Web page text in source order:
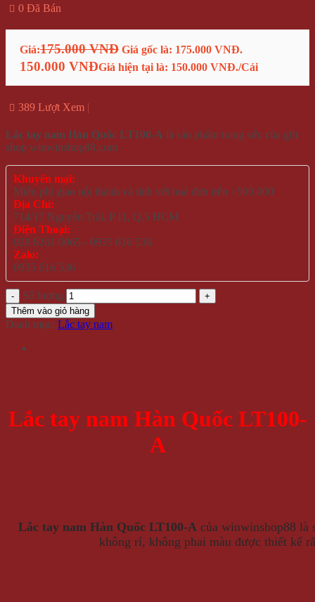
0 Đã Bán
Giá:175.000 VNĐ Giá gốc là: 175.000 VNĐ.
150.000 VNĐGiá hiện tại là: 150.000 VNĐ./Cái
389 Lượt Xem
Lắc tay nam Hàn Quốc LT100-A là sản phẩm trang sức của gift
shop winwinshop88.com
Khuyến mại:
Miễn phí giao nội thành và tỉnh với hoá đơn trên >500.000
Địa Chỉ:
714/17 Nguyễn Trãi, P.11, Q.5 HCM
Điện Thoại:
028 6261 0065 - 0935 616 536
Zalo:
0935 616 536
Số lượng
Thêm vào giỏ hàng
Danh mục: Lắc tay nam
Lắc tay nam Hàn Quốc LT100-
A
Lắc tay nam Hàn Quốc LT100-A của winwinshop88 là
không rỉ, không phai màu được thiết kế